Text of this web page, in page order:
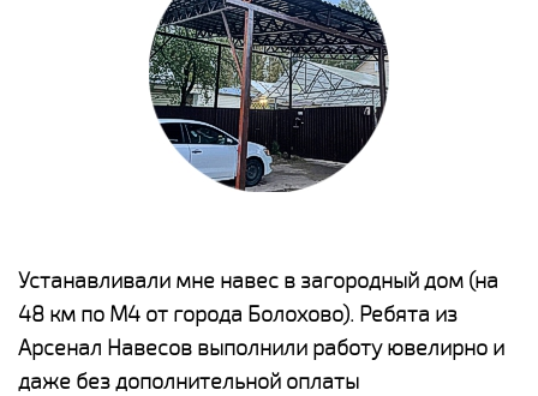
Устанавливали мне навес в загородный дом (на
48 км по М4 от города Болохово). Ребята из
Арсенал Навесов выполнили работу ювелирно и
даже без дополнительной оплаты